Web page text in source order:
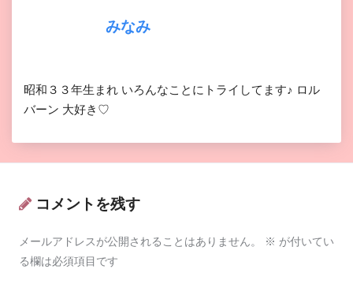
みなみ
昭和３３年生まれ いろんなことにトライしてます♪ ロル
バーン 大好き♡
コメントを残す
メールアドレスが公開されることはありません。 ※ が付いてい
る欄は必須項目です